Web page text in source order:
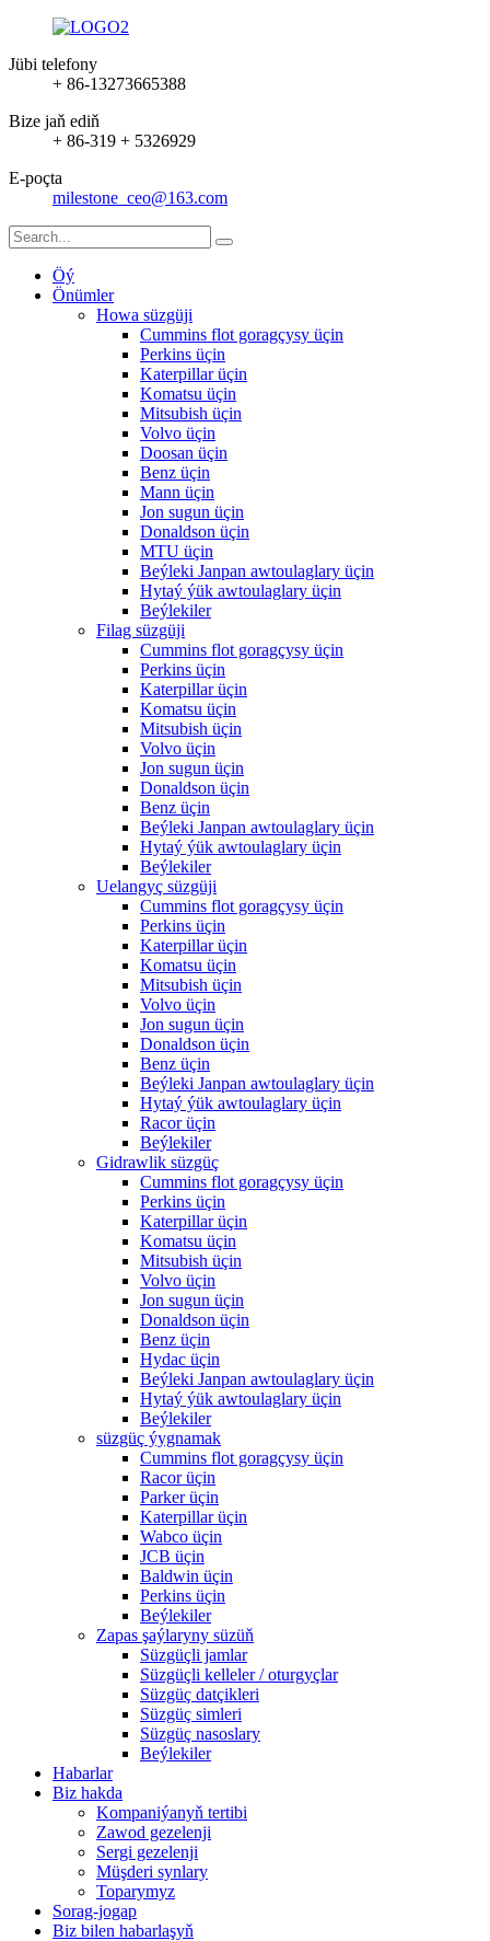
Jübi telefony
+ 86-13273665388
Bize jaň ediň
+ 86-319 + 5326929
E-poçta
milestone_ceo@163.com
Öý
Önümler
Howa süzgüji
Cummins flot goragçysy üçin
Perkins üçin
Katerpillar üçin
Komatsu üçin
Mitsubish üçin
Volvo üçin
Doosan üçin
Benz üçin
Mann üçin
Jon sugun üçin
Donaldson üçin
MTU üçin
Beýleki Janpan awtoulaglary üçin
Hytaý ýük awtoulaglary üçin
Beýlekiler
Filag süzgüji
Cummins flot goragçysy üçin
Perkins üçin
Katerpillar üçin
Komatsu üçin
Mitsubish üçin
Volvo üçin
Jon sugun üçin
Donaldson üçin
Benz üçin
Beýleki Janpan awtoulaglary üçin
Hytaý ýük awtoulaglary üçin
Beýlekiler
Uelangyç süzgüji
Cummins flot goragçysy üçin
Perkins üçin
Katerpillar üçin
Komatsu üçin
Mitsubish üçin
Volvo üçin
Jon sugun üçin
Donaldson üçin
Benz üçin
Beýleki Janpan awtoulaglary üçin
Hytaý ýük awtoulaglary üçin
Racor üçin
Beýlekiler
Gidrawlik süzgüç
Cummins flot goragçysy üçin
Perkins üçin
Katerpillar üçin
Komatsu üçin
Mitsubish üçin
Volvo üçin
Jon sugun üçin
Donaldson üçin
Benz üçin
Hydac üçin
Beýleki Janpan awtoulaglary üçin
Hytaý ýük awtoulaglary üçin
Beýlekiler
süzgüç ýygnamak
Cummins flot goragçysy üçin
Racor üçin
Parker üçin
Katerpillar üçin
Wabco üçin
JCB üçin
Baldwin üçin
Perkins üçin
Beýlekiler
Zapas şaýlaryny süzüň
Süzgüçli jamlar
Süzgüçli kelleler / oturgyçlar
Süzgüç datçikleri
Süzgüç simleri
Süzgüç nasoslary
Beýlekiler
Habarlar
Biz hakda
Kompaniýanyň tertibi
Zawod gezelenji
Sergi gezelenji
Müşderi synlary
Toparymyz
Sorag-jogap
Biz bilen habarlaşyň